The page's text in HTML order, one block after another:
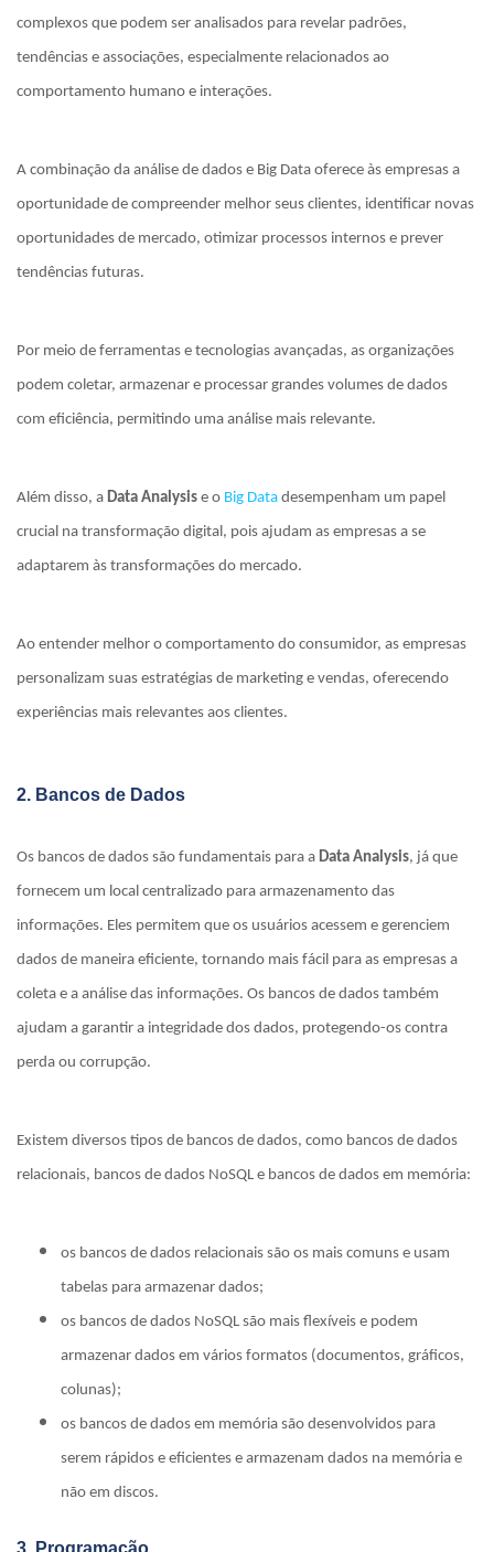
complexos que podem ser analisados para revelar padrões,
tendências e associações, especialmente relacionados ao
comportamento humano e interações.
A combinação da análise de dados e Big Data oferece às empresas a
oportunidade de compreender melhor seus clientes, identificar novas
oportunidades de mercado, otimizar processos internos e prever
tendências futuras.
Por meio de ferramentas e tecnologias avançadas, as organizações
podem coletar, armazenar e processar grandes volumes de dados
com eficiência, permitindo uma análise mais relevante.
Além disso, a Data Analysis e o Big Data desempenham um papel
crucial na transformação digital, pois ajudam as empresas a se
adaptarem às transformações do mercado.
Ao entender melhor o comportamento do consumidor, as empresas
personalizam suas estratégias de marketing e vendas, oferecendo
experiências mais relevantes aos clientes.
2. Bancos de Dados
Os bancos de dados são fundamentais para a Data Analysis, já que
fornecem um local centralizado para armazenamento das
informações. Eles permitem que os usuários acessem e gerenciem
dados de maneira eficiente, tornando mais fácil para as empresas a
coleta e a análise das informações. Os bancos de dados também
ajudam a garantir a integridade dos dados, protegendo-os contra
perda ou corrupção.
Existem diversos tipos de bancos de dados, como bancos de dados
relacionais, bancos de dados NoSQL e bancos de dados em memória:
os bancos de dados relacionais são os mais comuns e usam
tabelas para armazenar dados;
os bancos de dados NoSQL são mais flexíveis e podem
armazenar dados em vários formatos (documentos, gráficos,
colunas);
os bancos de dados em memória são desenvolvidos para
serem rápidos e eficientes e armazenam dados na memória e
não em discos.